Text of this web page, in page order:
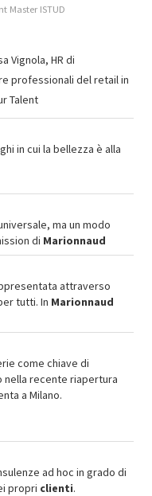
Master ISTUD
Vignola, HR di
professionali del retail in
Talent
in cui la bellezza è alla
ma un modo
di Marionnaud
attraverso
tutti. In Marionnaud
come chiave di
nella recente riapertura
a Milano.
ad hoc in grado di
propri clienti.